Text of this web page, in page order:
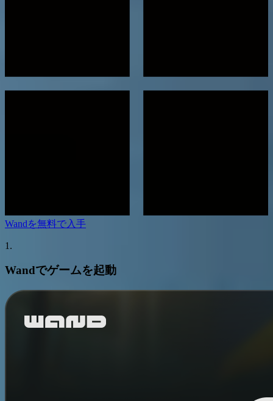
Wandを無料で入手
1.
Wandでゲームを起動